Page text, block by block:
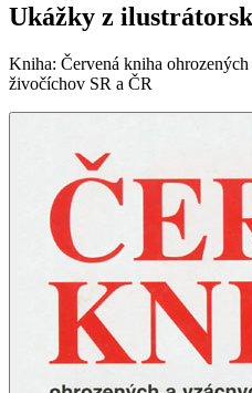
Ukážky z
Kniha: Červená kniha
živočíchov SR a ČR